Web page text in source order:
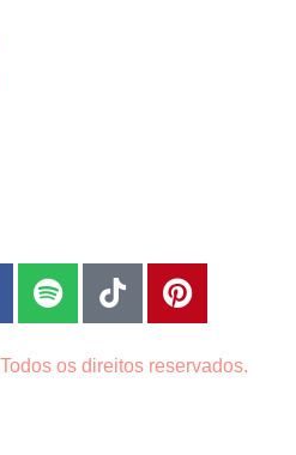
os direitos reservados.